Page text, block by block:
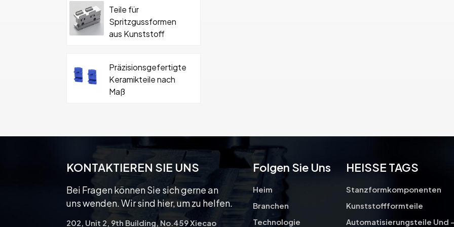
Teile für
Spritzgussformen
aus Kunststoff
Präzisionsgefertigte
Keramikteile nach
Maß
Keramikformteil mit
Schraube
KONTAKTIEREN SIE UNS
Bei Fragen können Sie sich gerne an
uns wenden. Wir sind hier, um zu helfen.
202, Unit 2, 9th Building, No.459 Xiecao
Folgen Sie Uns
Heim
Branchen
Technologie
HEISSE TAGS
Stanzformkomponenten
Kunststoffformteile
Automatisierungsteile Und -